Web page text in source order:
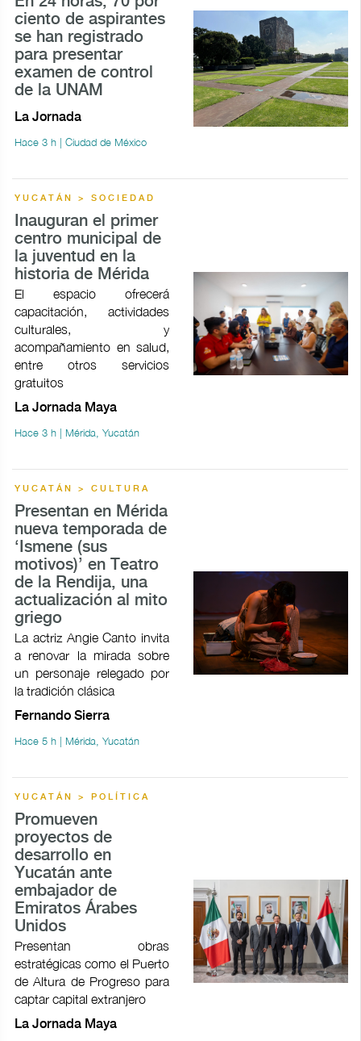
ciento de aspirantes
se han registrado
para presentar
examen de control
de la UNAM
La Jornada
Hace 3 h | Ciudad de México
YUCATÁN > SOCIEDAD
Inauguran el primer
centro municipal de
la juventud en la
historia de Mérida
El espacio ofrecerá
capacitación, actividades
culturales, y
acompañamiento en salud,
entre otros servicios
gratuitos
La Jornada Maya
Hace 3 h | Mérida, Yucatán
YUCATÁN > CULTURA
Presentan en Mérida
nueva temporada de
‘Ismene (sus
motivos)’ en Teatro
de la Rendija, una
actualización al mito
griego
La actriz Angie Canto invita
a renovar la mirada sobre
un personaje relegado por
la tradición clásica
Fernando Sierra
Hace 5 h | Mérida, Yucatán
YUCATÁN > POLÍTICA
Promueven
proyectos de
desarrollo en
Yucatán ante
embajador de
Emiratos Árabes
Unidos
Presentan obras
estratégicas como el Puerto
de Altura de Progreso para
captar capital extranjero
La Jornada Maya